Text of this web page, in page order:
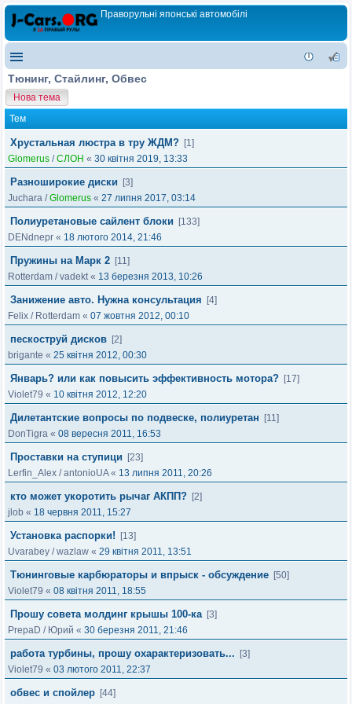
Праворульні японські автомобілі
Тюнинг, Стайлинг, Обвес
Нова тема
Тем
Хрустальная люстра в тру ЖДМ? [1]
Glomerus /СЛОН « 30 квітня 2019, 13:33
Разноширокие диски
[3]
Juchara /Glomerus « 27 липня 2017, 03:14
Полиуретановые сайлент блоки
[133]
DENdnepr « 18 лютого 2014, 21:46
Пружины на Марк 2 [11]
Rotterdam /vadekt« 13 березня 2013, 10:26
Занижение авто. Нужна консультация
[4]
Felix / Rotterdam « 07 жовтня 2012, 00:10
пескоструй дисков [2]
brigante « 25 квітня 2012, 00:30
Январь? или как повысить эффективность мотора? [17]
Violet79 « 10 квітня 2012, 12:20
Дилетантские вопросы по подвеске, полиуретан
[11]
DonTigra « 08 вересня 2011, 16:53
Проставки на ступици
[23]
Lerfin_Alex /antonioUA« 13 липня 2011, 20:26
кто может укоротить рычаг АКПП? [2]
jlob « 18 червня 2011, 15:27
Установка распорки!
[13]
Uvarabey /wazlaw « 29 квітня 2011, 13:51
Тюнинговые карбюраторы и впрыск - обсуждение [50]
Violet79 « 08 квітня 2011, 18:55
Прошу совета молдинг крышы 100-ка [3]
PrepaD / Юрий « 30 березня 2011, 21:46
работа турбины, прошу охарактеризовать...
[3]
Violet79 « 03 лютого 2011, 22:37
обвес и спойлер [44]